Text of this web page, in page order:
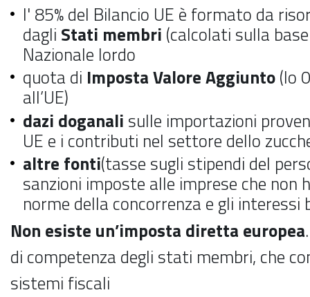
l' 85% del Bilancio UE è formato da
dagli Stati membri (calcolati sulla
Nazionale lordo
quota di Imposta Valore Aggiunto(lo
all’UE)
dazi doganali sulle importazioni
UE e i contributi nel settore dello
altre fonti(tasse sugli stipendi del
sanzioni imposte alle imprese che non
norme della concorrenza e gli interessi
Non esiste un’imposta diretta europea
di competenza degli stati membri, che
sistemi fiscali